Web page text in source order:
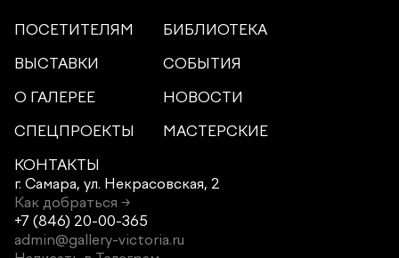
ПОСЕТИТЕЛЯМ
БИБЛИОТЕКА
ВЫСТАВКИ
СОБЫТИЯ
О ГАЛЕРЕЕ
НОВОСТИ
СПЕЦПРОЕКТЫ
МАСТЕРСКИЕ
КОНТАКТЫ
г. Самара, ул. Некрасовская, 2
Как добраться →
+7 (846) 20-00-365
admin@gallery-victoria.ru